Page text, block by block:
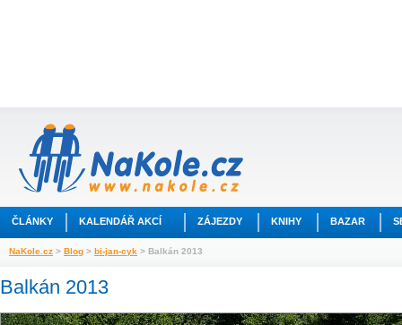
ČLÁNKY KALENDÁŘ AKCÍ ZÁJEZDY KNIHY BAZAR
NaKole.cz > Blog > bi-jan-cyk > Balkán 2013
Balkán 2013